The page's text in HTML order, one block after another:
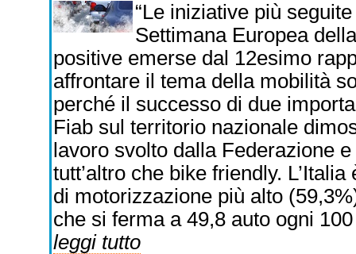
“Le iniziative più
Settimana Europea
positive emerse dal 12esimo
affrontare il tema della mobilità
perché il successo di due
Fiab sul territorio nazionale
lavoro svolto dalla Federazione
tutt’altro che bike friendly.
di motorizzazione più alto
che si ferma a 49,8 auto ogni
leggi tutto